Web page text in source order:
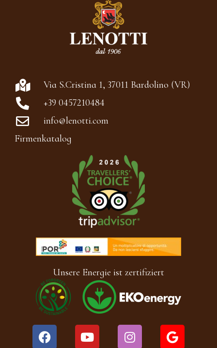
Via S.Cristina 1, 37011 Bardolino (VR)
+39 0457210484
info@lenotti.com
Firmenkatalog
Unsere Energie ist zertifiziert